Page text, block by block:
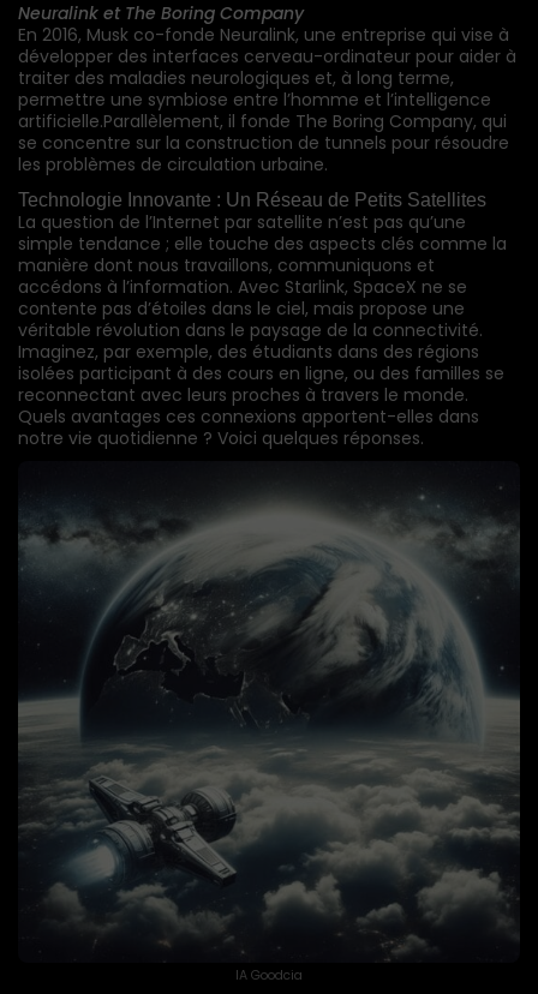
Neuralink et The Boring Company
En 2016, Musk co-fonde Neuralink, une entreprise qui vise à
développer des interfaces cerveau-ordinateur pour aider à
traiter des maladies neurologiques et, à long terme,
permettre une symbiose entre l’homme et l’intelligence
artificielle.Parallèlement, il fonde The Boring Company, qui
se concentre sur la construction de tunnels pour résoudre
les problèmes de circulation urbaine.
Technologie Innovante : Un Réseau de Petits Satellites
La question de l’Internet par satellite n’est pas qu’une
simple tendance ; elle touche des aspects clés comme la
manière dont nous travaillons, communiquons et
accédons à l’information. Avec Starlink, SpaceX ne se
contente pas d’étoiles dans le ciel, mais propose une
véritable révolution dans le paysage de la connectivité.
Imaginez, par exemple, des étudiants dans des régions
isolées participant à des cours en ligne, ou des familles se
reconnectant avec leurs proches à travers le monde.
Quels avantages ces connexions apportent-elles dans
notre vie quotidienne ? Voici quelques réponses.
IA Goodcia